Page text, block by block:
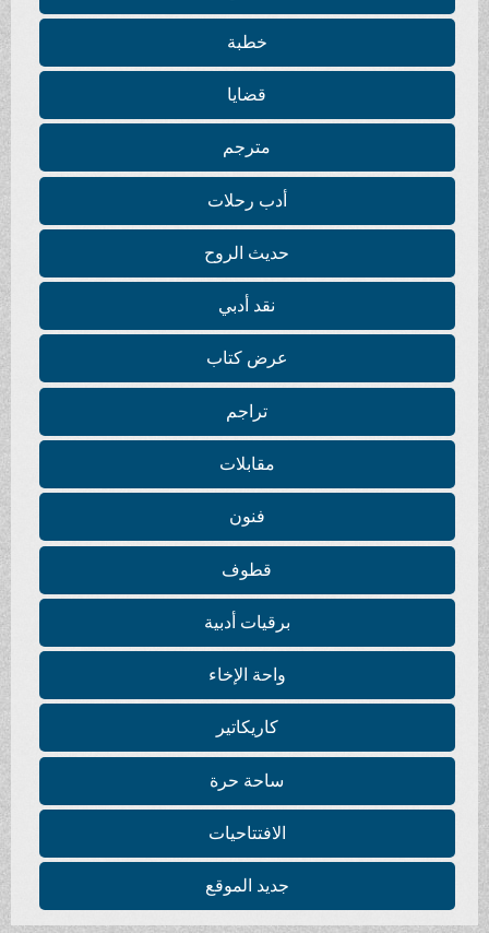
خطبة
قضايا
مترجم
أدب رحلات
حديث الروح
نقد أدبي
عرض كتاب
تراجم
مقابلات
فنون
قطوف
برقيات أدبية
واحة الإخاء
كاريكاتير
ساحة حرة
الافتتاحيات
جديد الموقع